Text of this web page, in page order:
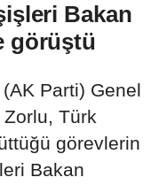
Bakan
görüştü
Parti) Genel
Zorlu, Türk
görevlerin
Bakan